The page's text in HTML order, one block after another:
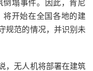
塌事件。因此，肯尼
开始在全国各地的建
规范的情况，并识别未
，无人机将部署在建筑